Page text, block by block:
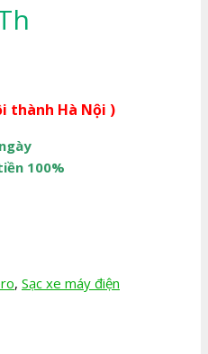
thành Hà Nội )
100%
, Sạc xe máy điện